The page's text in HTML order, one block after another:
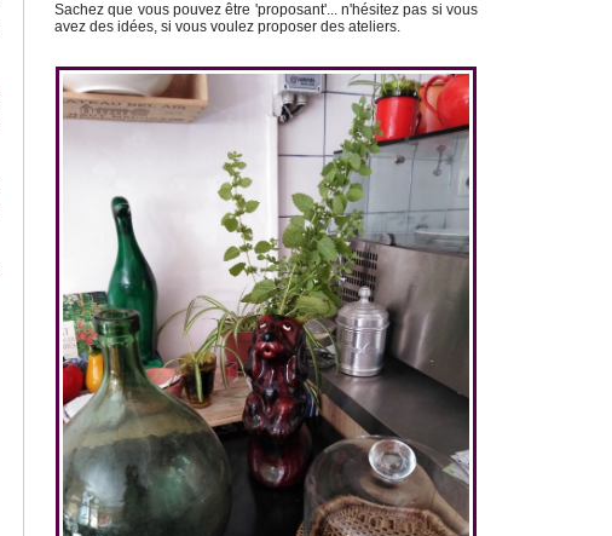
Sachez que vous pouvez être 'proposant'... n'hésitez pas si vous
avez des idées, si vous voulez proposer des ateliers.